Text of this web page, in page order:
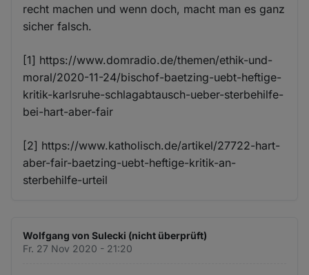
recht machen und wenn doch, macht man es ganz
sicher falsch.
[1] https://www.domradio.de/themen/ethik-und-
moral/2020-11-24/bischof-baetzing-uebt-heftige-
kritik-karlsruhe-schlagabtausch-ueber-sterbehilfe-
bei-hart-aber-fair
[2] https://www.katholisch.de/artikel/27722-hart-
aber-fair-baetzing-uebt-heftige-kritik-an-
sterbehilfe-urteil
Wolfgang von Sulecki (nicht überprüft)
Fr. 27 Nov 2020 - 21:20